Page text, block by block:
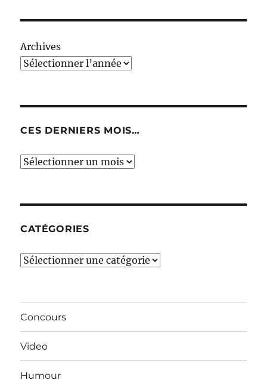
Archives
CES DERNIERS MOIS…
Ces
CATÉGORIES
Catégories
Concours
Video
Humour